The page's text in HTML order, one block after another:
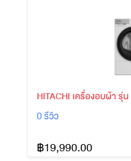
HITACHI เครื่องอบผ้า รุ่
0 รีวิว
฿19,990.00